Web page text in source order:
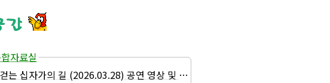
사 종합자료실
는 십자가의 길 (2026.03.28) 공연 영상 및 악보